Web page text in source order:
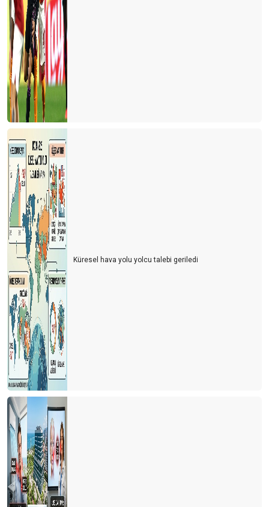
Küresel hava yolu yolcu talebi geriledi